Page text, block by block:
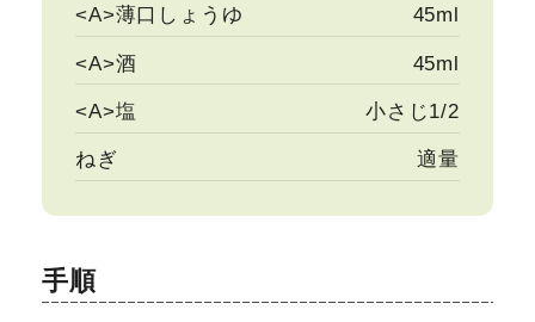
<A>薄口しょうゆ 45ml
<A>酒 45ml
<A>塩 小さじ1/2
ねぎ 適量
手順